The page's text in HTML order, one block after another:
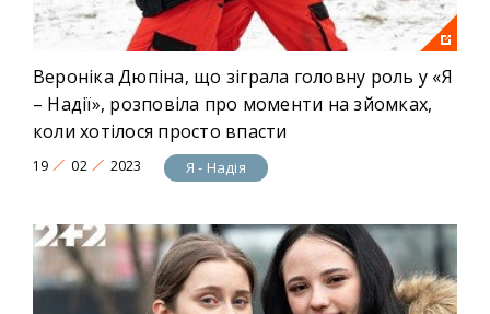
Вероніка Дюпіна, що зіграла головну роль у «Я
– Надії», розповіла про моменти на зйомках,
коли хотілося просто впасти
19 02 2023 Я - Надія